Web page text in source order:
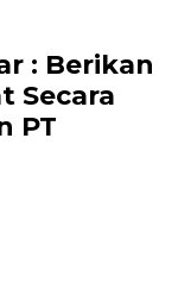
: Berikan
Secara
PT